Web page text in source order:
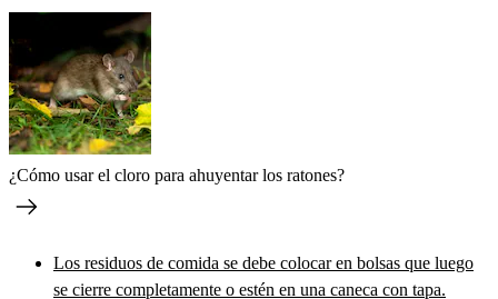
¿Cómo usar el cloro para ahuyentar los ratones?
Los residuos de comida se debe colocar en bolsas que luego
se cierre completamente o estén en una caneca con tapa.